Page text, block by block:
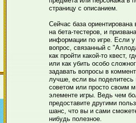
страницу с описанием.
Сейчас база
на бета-тестеров, и
информации по игре. Если у
вопрос, связанный с
как пройти какой-то квест,
или как убить особо
задавать вопросы в
лучше, если вы
советом или просто своим
элементе игры. Ведь чем
предоставите другими
шанс, что вы и сами
нибудь полезное.